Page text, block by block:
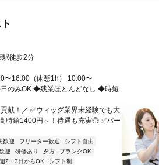
駅徒歩2分
〜16:00（休憩1h） 10:00〜
のみOK ◆残業ほとんどなし ◆時短
献！／ ✅ウィッグ業界未経験でも大
時給1400円～！待遇も充実◎ ✅パー
歓迎 フリーター歓迎
シフト自由
迎 研修あり 夕方
ブランクOK
週2・3日からOK シフト制